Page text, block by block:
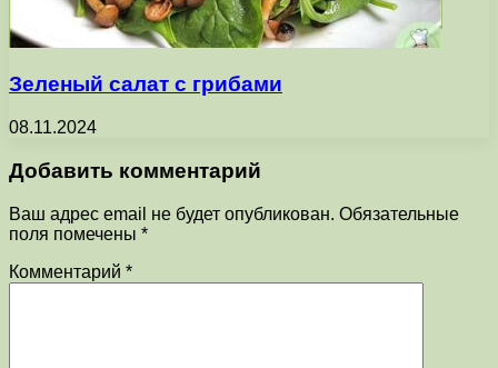
Зеленый салат с грибами
08.11.2024
Добавить комментарий
Ваш адрес email не будет опубликован. Обязательные
поля помечены *
Комментарий *